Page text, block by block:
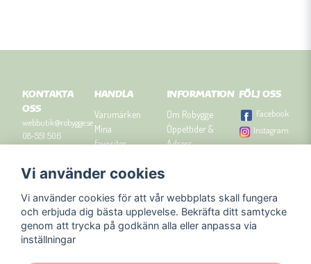
KONTAKTA
OSS
webbutik@robygge.se
08-551 506
Orgnummer: 556463-
HANDLA
Varumärken
Mina
favoriter
Om cookies
Presenttips
INFORMATION
Om Robygge
Öppettider &
Adress
Kontakta oss
Nyhetsbrev
Blogg
FÖLJ OSS
Facebook
Instagram
Vi använder cookies
Vi använder cookies för att vår webbplats skall fungera
och erbjuda dig bästa upplevelse. Bekräfta ditt samtycke
genom att trycka på godkänn alla eller anpassa via
inställningar